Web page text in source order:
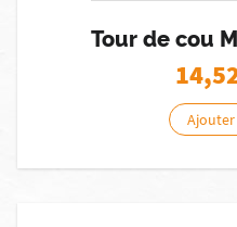
Tour de cou